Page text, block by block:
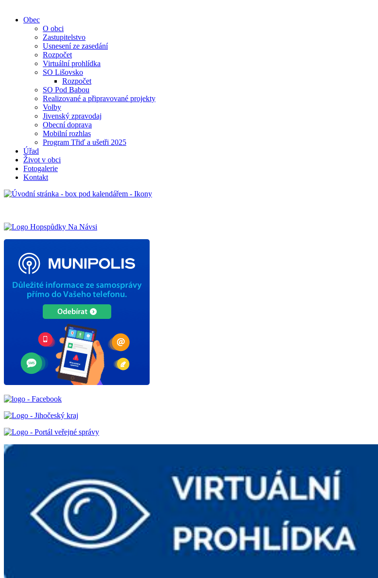
Obec
O obci
Zastupitelstvo
Usnesení ze zasedání
Rozpočet
Virtuální prohlídka
SO Lišovsko
Rozpočet
SO Pod Babou
Realizované a připravované projekty
Volby
Jivenský zpravodaj
Obecní doprava
Mobilní rozhlas
Program Třiď a ušetři 2025
Úřad
Život v obci
Fotogalerie
Kontakt